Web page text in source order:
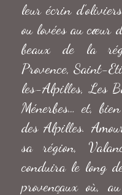
leur écrin d’oliviers
ou lovées au cœur
beaux de la
Provence, Saint-
les-Al­pilles, Les
Ménerbes… et,
des Alpilles.
sa région,
conduira le long
provençaux où,